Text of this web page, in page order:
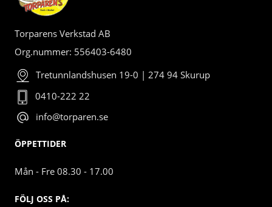
Torparens Verkstad AB
Org.nummer: 556403-6480
Tretunnlandshusen 19-0 | 274 94 Skurup
0410-222 22
info@torparen.se
ÖPPETTIDER
Mån - Fre 08.30 - 17.00
FÖLJ OSS PÅ: